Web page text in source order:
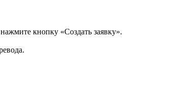
кнопку «Создать заявку».